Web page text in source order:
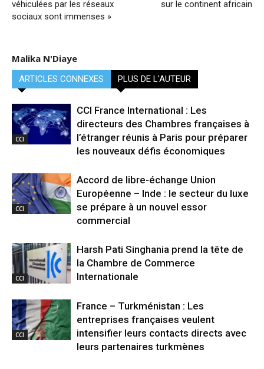
véhiculées par les réseaux
sociaux sont immenses »
sur le continent africain
Malika N'Diaye
ARTICLES CONNEXES PLUS DE L'AUTEUR
CCI
CCI France International : Les
directeurs des Chambres françaises à
l’étranger réunis à Paris pour préparer
les nouveaux défis économiques
CCI
Accord de libre-échange Union
Européenne – Inde : le secteur du luxe
se prépare à un nouvel essor
commercial
CCI
Harsh Pati Singhania prend la tête de
la Chambre de Commerce
Internationale
CCI
France – Turkménistan : Les
entreprises françaises veulent
intensifier leurs contacts directs avec
leurs partenaires turkmènes